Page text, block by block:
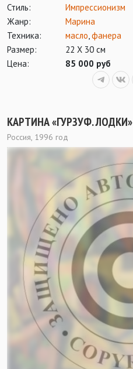
Стиль:
Импрессионизм
Жанр:
Марина
Техника:
масло,фанера
Размер:
22 Х 30 см
Цена:
85 000 руб
КАРТИНА «ГУРЗУФ. ЛОДКИ»
Россия, 1996 год